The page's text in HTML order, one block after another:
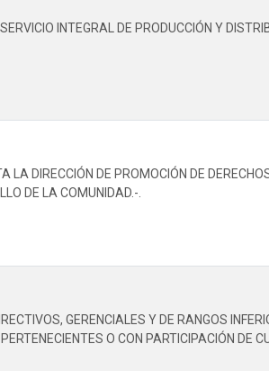
INTEGRAL DE PRODUCCIÓN Y
DIRECCIÓN DE PROMOCIÓN DE
DE LA COMUNIDAD.-.
GERENCIALES Y DE RANGOS
O CON PARTICIPACIÓN DE